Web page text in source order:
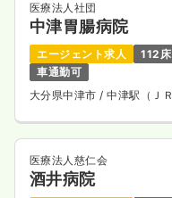
医療法人社団
中津胃腸病院
エージェント求人 112床
車通勤可
大分県中津市/ 中津駅（Ｊ
医療法人慈仁会
酒井病院